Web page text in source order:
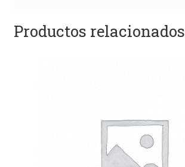
Productos relacionados